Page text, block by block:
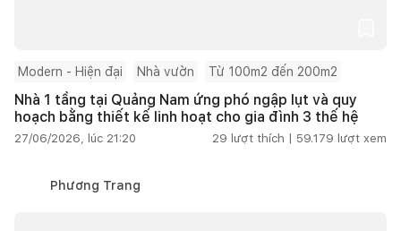
Modern - Hiện đại Nhà vườn Từ 100m2 đến 200m2
Nhà 1 tầng tại Quảng Nam ứng phó ngập lụt và quy
hoạch bằng thiết kế linh hoạt cho gia đình 3 thế hệ
27/06/2026, lúc 21:20 29 lượt thích | 59.179 lượt xem
Phương Trang